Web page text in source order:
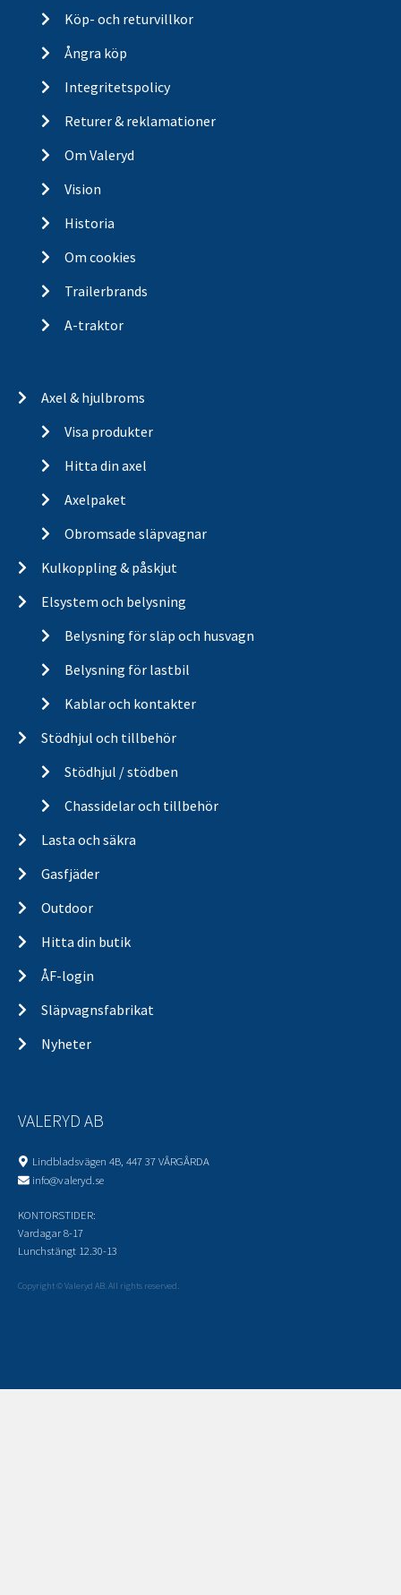
Köp- och returvillkor
Ångra köp
Integritetspolicy
Returer & reklamationer
Om Valeryd
Vision
Historia
Om cookies
Trailerbrands
A-traktor
Axel & hjulbroms
Visa produkter
Hitta din axel
Axelpaket
Obromsade släpvagnar
Kulkoppling & påskjut
Elsystem och belysning
Belysning för släp och husvagn
Belysning för lastbil
Kablar och kontakter
Stödhjul och tillbehör
Stödhjul / stödben
Chassidelar och tillbehör
Lasta och säkra
Gasfjäder
Outdoor
Hitta din butik
ÅF-login
Släpvagnsfabrikat
Nyheter
VALERYD AB
Lindbladsvägen 4B, 447 37 VÅRGÅRDA
info@valeryd.se
KONTORSTIDER:
Vardagar 8-17
Lunchstängt 12.30-13
Copyright © Valeryd AB. All rights reserved.